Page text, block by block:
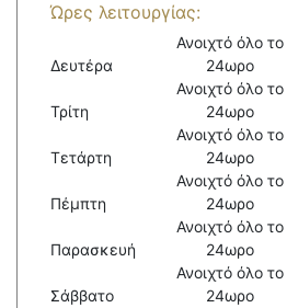
Ώρες λειτουργίας:
Δευτέρα
Ανοιχτό όλο το
24ωρο
Τρίτη
Ανοιχτό όλο το
24ωρο
Τετάρτη
Ανοιχτό όλο το
24ωρο
Πέμπτη
Ανοιχτό όλο το
24ωρο
Παρασκευή
Ανοιχτό όλο το
24ωρο
Σάββατο
Ανοιχτό όλο το
24ωρο